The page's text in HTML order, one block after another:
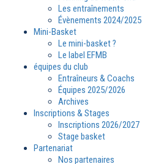
Les entraînements
Évènements 2024/2025
Mini-Basket
Le mini-basket ?
Le label EFMB
équipes du club
Entraîneurs & Coachs
Équipes 2025/2026
Archives
Inscriptions & Stages
Inscriptions 2026/2027
Stage basket
Partenariat
Nos partenaires